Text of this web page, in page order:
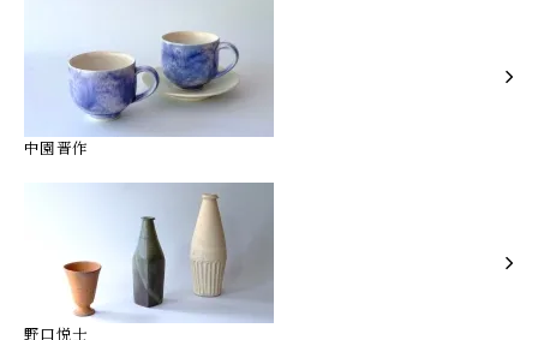
中園晋作
野口悦士